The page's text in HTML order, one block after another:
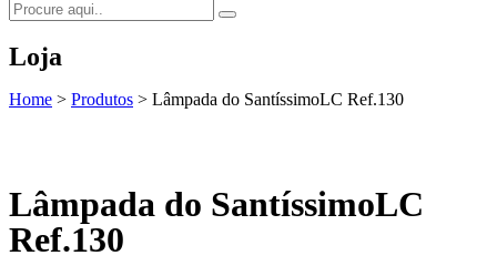
Loja
Home > Produtos > Lâmpada do SantíssimoLC Ref.130
Lâmpada do SantíssimoLC
Ref.130